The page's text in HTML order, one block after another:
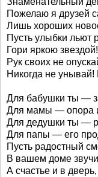
Пожелаю я друзей
Лишь хороших
Пусть улыбки льют
Гори яркою
Рук своих не
Никогда не
Для бабушки ты —
Для мамы — опора
Для дедушки ты —
Для папы — его
Пусть радостный
В вашем доме
А счастье и в дверь,